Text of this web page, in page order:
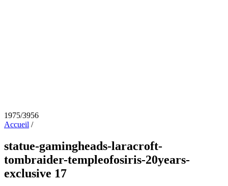
1975/3956
Accueil /
statue-gamingheads-laracroft-
tombraider-templeofosiris-20years-
exclusive 17